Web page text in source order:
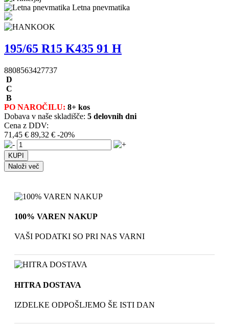
Letna pnevmatika
195/65 R15 K435 91 H
8808563427737
D
C
B
PO NAROČILU: 8+ kos
Dobava v naše skladišče: 5 delovnih dni
Cena z DDV:
71,45 € 89,32 € -20%
Naloži več
100% VAREN NAKUP
VAŠI PODATKI SO PRI NAS VARNI
HITRA DOSTAVA
IZDELKE ODPOŠLJEMO ŠE ISTI DAN